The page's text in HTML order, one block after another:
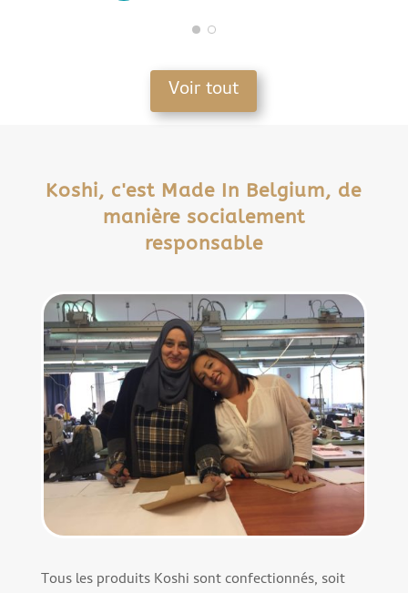
Voir tout
Koshi, c'est Made In Belgium, de
manière socialement
responsable
Tous les produits Koshi sont confectionnés, soit